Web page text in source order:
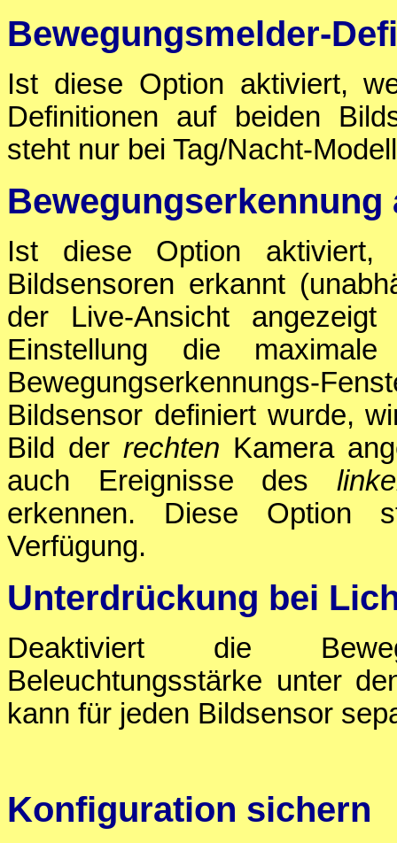
Bewegungsmelder-
Ist diese Option aktiviert,
Definitionen auf beiden
steht nur bei Tag/Nacht-
Ist diese Option aktiviert,
Bildsensoren erkannt
der Live-Ansicht
Einstellung die
Bewegungserkennungs-
Bildsensor definiert wurde,
Bild derrechten Kamera
auch Ereignisse des
erkennen. Diese Option
Verfügung.
Unterdrückung bei
Deaktiviert die
Beleuchtungsstärke unter
kann für jeden Bildsensor
Konfiguration sichern